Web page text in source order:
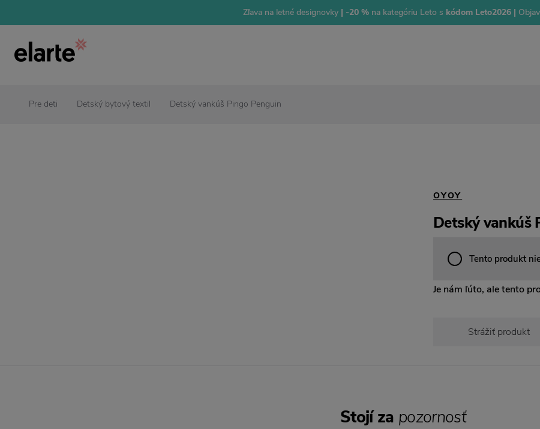
Zľava na letné designovky| -20 % na kategóriu Leto s kódom Leto2026 |
Pre deti Detský bytový textil Detský vankúš Pingo Penguin
OYOY
Detský vankúš
Tento produkt
Je nám ľúto, ale tento
Strážiť produkt
Stojí za pozornosť